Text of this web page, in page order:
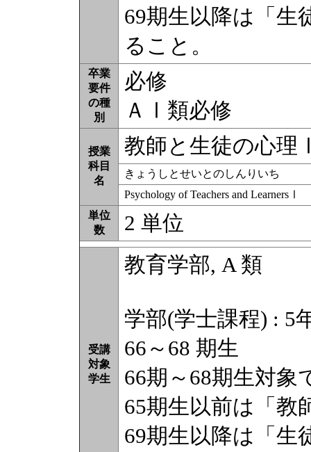
69期生以降は「生
ること。
卒業
要件
の種
別
必修
ＡⅠ類必修
授業
科目
名
教師と生徒の心
きょうしとせいとのしんりいち
Psychology of Teachers and LearnersⅠ
単位
数
2 単位
受講
対象
学生
教育学部, A 類
学部(学士課程) : 5
66～68 期生
66期～68期生対象
65期生以前は「
69期生以降は「生